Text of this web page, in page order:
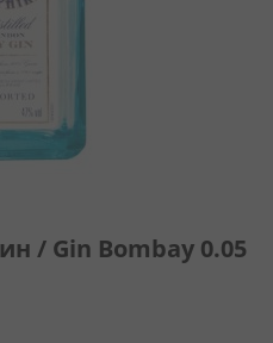
/ Gin Bombay 0.05